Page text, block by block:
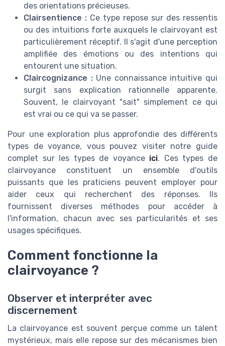
des orientations précieuses.
Clairsentience : Ce type repose sur des ressentis
ou des intuitions forte auxquels le clairvoyant est
particulièrement réceptif. Il s'agit d'une perception
amplifiée des émotions ou des intentions qui
entourent une situation.
Claircognizance :Une connaissance intuitive qui
surgit sans explication rationnelle apparente.
Souvent, le clairvoyant "sait" simplement ce qui
est vrai ou ce qui va se passer.
Pour une exploration plus approfondie des différents
types de voyance, vous pouvez visiter notre guide
complet sur les types de voyance ici. Ces types de
clairvoyance constituent un ensemble d'outils
puissants que les praticiens peuvent employer pour
aider ceux qui recherchent des réponses. Ils
fournissent diverses méthodes pour accéder à
l'information, chacun avec ses particularités et ses
usages spécifiques.
Comment fonctionne la
clairvoyance ?
Observer et interpréter avec
discernement
La clairvoyance est souvent perçue comme un talent
mystérieux, mais elle repose sur des mécanismes bien